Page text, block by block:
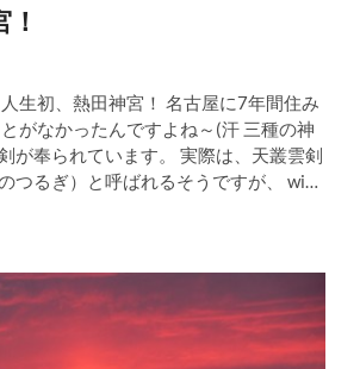
生初、熱田神宮！ 名古屋に7年間住み
がなかったんですよね～(汗 三種の神
が奉られています。 実際は、天叢雲剣
つるぎ）と呼ばれるそうですが、 wi…